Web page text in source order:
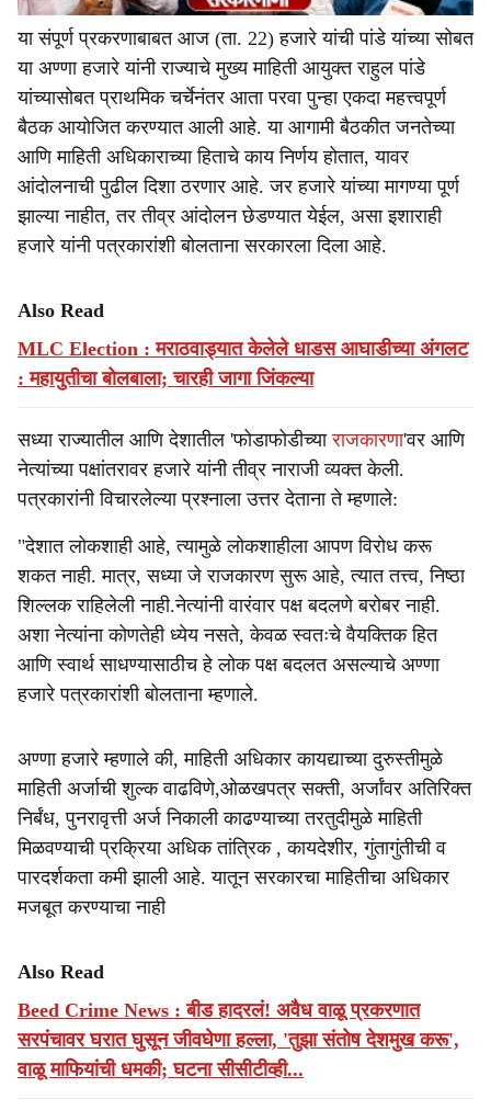
या संपूर्ण प्रकरणाबाबत आज (ता. 22) हजारे यांची पांडे यांच्या सोबत
या अण्णा हजारे यांनी राज्याचे मुख्य माहिती आयुक्त राहुल पांडे
यांच्यासोबत प्राथमिक चर्चेनंतर आता परवा पुन्हा एकदा महत्त्वपूर्ण
बैठक आयोजित करण्यात आली आहे. या आगामी बैठकीत जनतेच्या
आणि माहिती अधिकाराच्या हिताचे काय निर्णय होतात, यावर
आंदोलनाची पुढील दिशा ठरणार आहे. जर हजारे यांच्या मागण्या पूर्ण
झाल्या नाहीत, तर तीव्र आंदोलन छेडण्यात येईल, असा इशाराही
हजारे यांनी पत्रकारांशी बोलताना सरकारला दिला आहे.
Also Read
MLC Election : मराठवाड्यात केलेले धाडस आघाडीच्या अंगलट
: महायुतीचा बोलबाला; चारही जागा जिंकल्या
सध्या राज्यातील आणि देशातील 'फोडाफोडीच्याराजकारणा'वर आणि
नेत्यांच्या पक्षांतरावर हजारे यांनी तीव्र नाराजी व्यक्त केली.
पत्रकारांनी विचारलेल्या प्रश्नाला उत्तर देताना ते म्हणाले:
"देशात लोकशाही आहे, त्यामुळे लोकशाहीला आपण विरोध करू
शकत नाही. मात्र, सध्या जे राजकारण सुरू आहे, त्यात तत्त्व, निष्ठा
शिल्लक राहिलेली नाही.नेत्यांनी वारंवार पक्ष बदलणे बरोबर नाही.
अशा नेत्यांना कोणतेही ध्येय नसते, केवळ स्वतःचे वैयक्तिक हित
आणि स्वार्थ साधण्यासाठीच हे लोक पक्ष बदलत असल्याचे अण्णा
हजारे पत्रकारांशी बोलताना म्हणाले.
अण्णा हजारे म्हणाले की, माहिती अधिकार कायद्याच्या दुरुस्तीमुळे
माहिती अर्जाची शुल्क वाढविणे,ओळखपत्र सक्ती, अर्जांवर अतिरिक्त
निर्बंध, पुनरावृत्ती अर्ज निकाली काढण्याच्या तरतुदीमुळे माहिती
मिळवण्याची प्रक्रिया अधिक तांत्रिक , कायदेशीर, गुंतागुंतीची व
पारदर्शकता कमी झाली आहे. यातून सरकारचा माहितीचा अधिकार
मजबूत करण्याचा नाही
Also Read
Beed Crime News : बीड हादरलं! अवैध वाळू प्रकरणात
सरपंचावर घरात घुसून जीवघेणा हल्ला, 'तुझा संतोष देशमुख करू',
वाळू माफियांची धमकी; घटना सीसीटीव्ही...